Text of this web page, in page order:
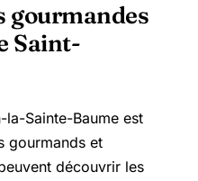
gourmandes
Saint-
Sainte-Baume est
gourmands et
découvrir les